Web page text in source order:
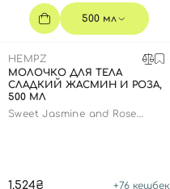
500 мл
HEMPZ
МОЛОЧКО ДЛЯ ТЕЛА
СЛАДКИЙ ЖАСМИН И РОЗА,
500 МЛ
Sweet Jasmine and Rose
1,524₴ +76 кешбек
Вход